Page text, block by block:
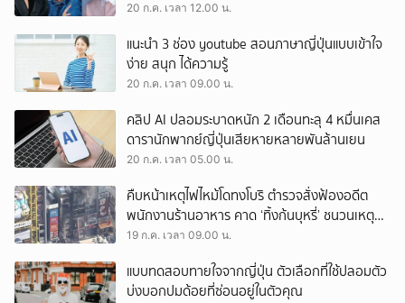
20 ก.ค. เวลา 12.00 น.
แนะนำ 3 ช่อง youtube สอนภาษาญี่ปุ่นแบบเข้าใจ
ง่าย สนุก ได้ความรู้
20 ก.ค. เวลา 09.00 น.
คลิป AI ปลอมระบาดหนัก 2 เดือนทะลุ 4 หมื่นเคส
ดารานักพากย์ญี่ปุ่นเสียหายหลายพันล้านเยน
20 ก.ค. เวลา 05.00 น.
คืบหน้าเหตุไฟไหม้โดทงโบริ ตำรวจสั่งฟ้องอดีต
พนักงานร้านอาหาร คาด ‘ทิ้งก้นบุหรี่’ ชนวนเหตุทำ
นักดับเพลิงเสียชีวิต 2 ราย
19 ก.ค. เวลา 09.00 น.
แบบทดสอบทายใจจากญี่ปุ่น ตัวเลือกที่ใช้ปลอมตัว
บ่งบอกปมด้อยที่ซ่อนอยู่ในตัวคุณ